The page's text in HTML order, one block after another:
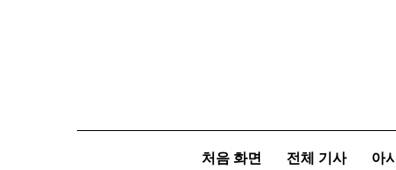
처음 화면 전체 기사 아